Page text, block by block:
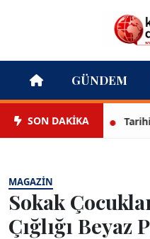
GÜNDEM
SON DAKİKA Tarihi
MAGAZIN
Sokak
Çığlığı Beyaz